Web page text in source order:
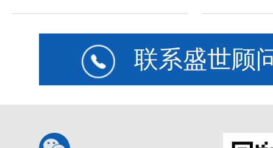
站建设,乐清网站制作,乐清
网页设计公司,专注于官网建
设,营销型网站建设,SEO优
化推广服务,一直为用户提供
超期望值的网络用户体验,期
待与更多的乐清公司企业合
把所有的产
部用视频方
赏的理念,
气的天狼星
联系盛世顾